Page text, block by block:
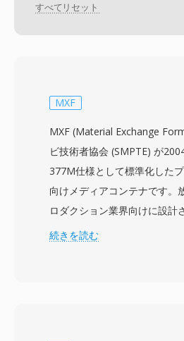
すべてリセット
MXF
MXF (Material Exchange
ビ技術者協会 (SMPTE) が
377M仕様として標準化した
向けメディアコンテナです。
ロダクション業界向けに設計
なる制作システムやプラット
続きを読む